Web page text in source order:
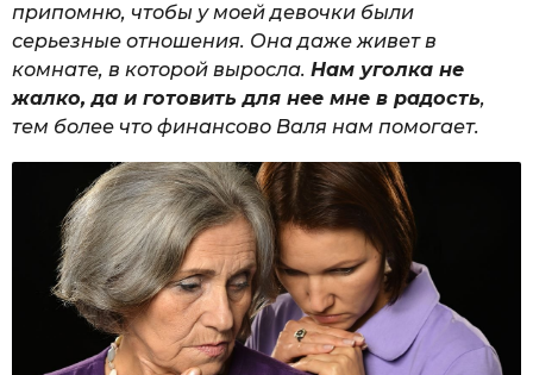
припомню, чтобы у моей девочки были
серьезные отношения. Она даже живет в
комнате, в которой выросла. Нам уголка не
жалко, да и готовить для нее мне в радость,
тем более что финансово Валя нам помогает.